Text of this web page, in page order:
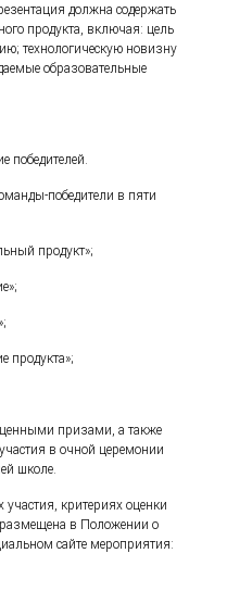
должна содержать
продукта, включая: цель
технологическую новизну
образовательные
победителей.
победители в пяти
продукт»;
призами, а также
в очной церемонии
школе.
критериях оценки
в Положении о
сайте мероприятия: